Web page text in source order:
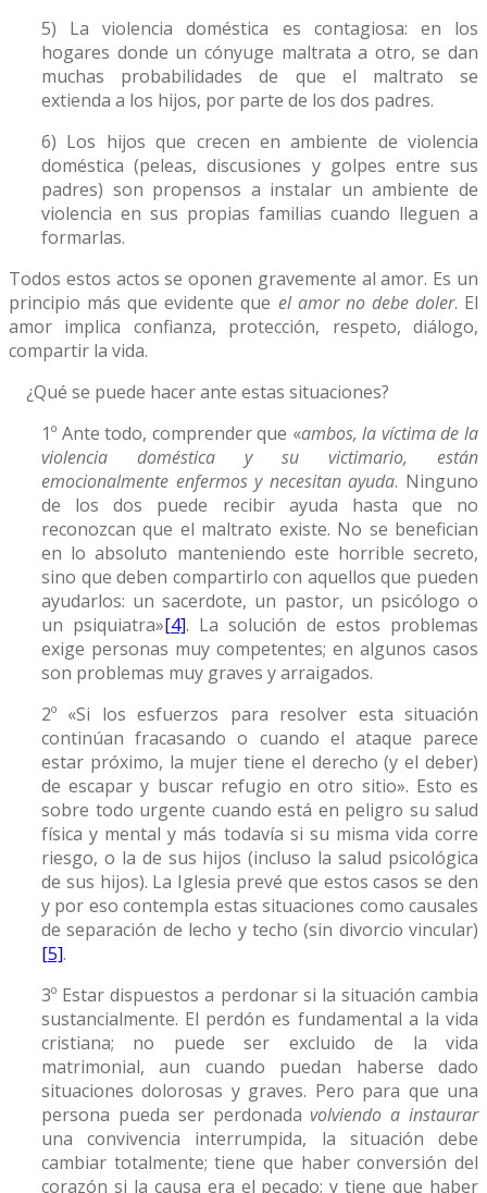
5) La violencia doméstica es contagiosa: en los
hogares donde un cónyuge maltrata a otro, se dan
muchas probabilidades de que el maltrato se
extienda a los hijos, por parte de los dos padres.
6) Los hijos que crecen en ambiente de violencia
doméstica (peleas, discusiones y golpes entre sus
padres) son propensos a instalar un ambiente de
violencia en sus propias familias cuando lleguen a
formarlas.
Todos estos actos se oponen gravemente al amor. Es un
principio más que evidente que el amor no debe doler. El
amor implica confianza, protección, respeto, diálogo,
compartir la vida.
¿Qué se puede hacer ante estas situaciones?
1º Ante todo, comprender que «ambos, la víctima de la
violencia doméstica y su victimario, están
emocionalmente enfermos y necesitan ayuda. Ninguno
de los dos puede recibir ayuda hasta que no
reconozcan que el maltrato existe. No se benefician
en lo absoluto manteniendo este horrible secreto,
sino que deben compartirlo con aquellos que pueden
ayudarlos: un sacerdote, un pastor, un psicólogo o
un psiquiatra»[4]. La solución de estos problemas
exige personas muy competentes; en algunos casos
son problemas muy graves y arraigados.
2º «Si los esfuerzos para resolver esta situación
continúan fracasando o cuando el ataque parece
estar próximo, la mujer tiene el derecho (y el deber)
de escapar y buscar refugio en otro sitio». Esto es
sobre todo urgente cuando está en peligro su salud
física y mental y más todavía si su misma vida corre
riesgo, o la de sus hijos (incluso la salud psicológica
de sus hijos). La Iglesia prevé que estos casos se den
y por eso contempla estas situaciones como causales
de separación de lecho y techo (sin divorcio vincular)
[5].
3º Estar dispuestos a perdonar si la situación cambia
sustancialmente. El perdón es fundamental a la vida
cristiana; no puede ser excluido de la vida
matrimonial, aun cuando puedan haberse dado
situaciones dolorosas y graves. Pero para que una
persona pueda ser perdonadavolviendo a instaurar
una convivencia interrumpida, la situación debe
cambiar totalmente; tiene que haber conversión del
corazón si la causa era el pecado; y tiene que haber